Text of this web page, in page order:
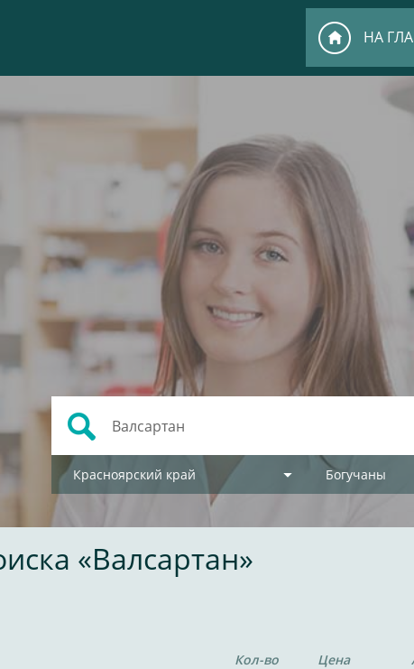
НА
Красноярский край Богучаны
«Валсартан»
Кол-во Цена